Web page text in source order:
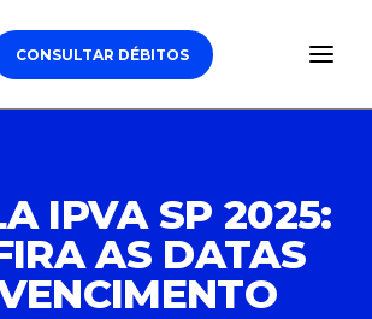
CONSULTAR DÉBITOS
IPVA SP 2025:
AS DATAS